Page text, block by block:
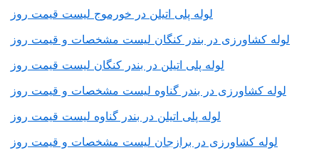
لوله پلی اتیلن در خورموج لیست قیمت روز
لوله کشاورزی در بندر کنگان لیست مشخصات و قیمت روز
لوله پلی اتیلن در بندر کنگان لیست قیمت روز
لوله کشاورزی در بندر گناوه لیست مشخصات و قیمت روز
لوله پلی اتیلن در بندر گناوه لیست قیمت روز
لوله کشاورزی در برازجان لیست مشخصات و قیمت روز